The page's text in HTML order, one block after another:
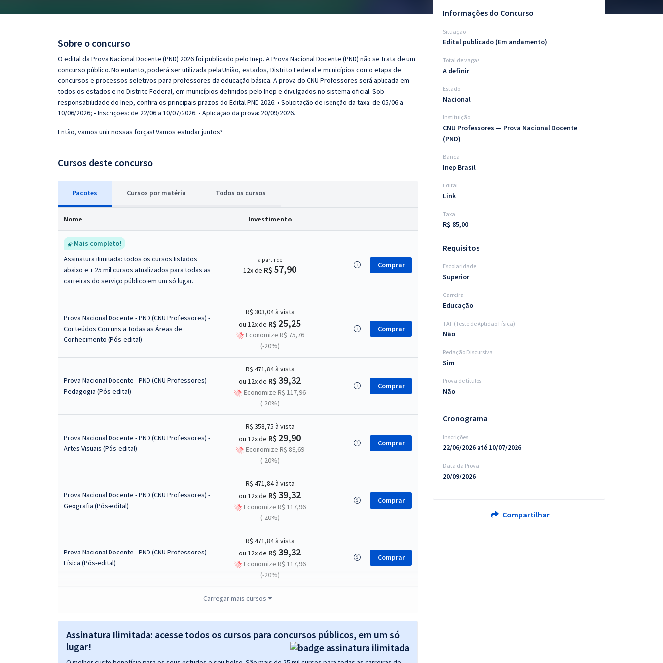
Questões grátis
Sobre o concurso
O edital da Prova Nacional Docente (PND) 2026 foi publicado pelo Inep. A Prova Nacional Docente (PND) não se trata de um
concurso público. No entanto, poderá ser utilizada pela União, estados, Distrito Federal e municípios como etapa de
concursos e processos seletivos para professores da educação básica. A prova do CNU Professores será aplicada em
todos os estados e no Distrito Federal, em municípios definidos pelo Inep e divulgados no sistema oficial. Sob
responsabilidade do Inep, confira os principais prazos do Edital PND 2026: • Solicitação de isenção da taxa: de 05/06 a
10/06/2026; • Inscrições: de 22/06 a 10/07/2026. • Aplicação da prova: 20/09/2026.
Então, vamos unir nossas forças! Vamos estudar juntos?
Cursos deste concurso
Pacotes Cursos por matéria Todos os cursos
Nome Investimento
Mais completo!
Assinatura ilimitada: todos os cursos listados
abaixo e + 25 mil cursos atualizados para todas as
carreiras do serviço público em um só lugar.
a partir de
12x de R$ 57,90 Comprar
Prova Nacional Docente - PND (CNU Professores) -
Conteúdos Comuns a Todas as Áreas de
Conhecimento (Pós-edital)
R$ 303,04à vista
ou 12x de R$ 25,25
Economize R$ 75,76
(-20%)
Comprar
Prova Nacional Docente - PND (CNU Professores) -
Pedagogia (Pós-edital)
R$ 471,84à vista
ou 12x de R$ 39,32
Economize R$ 117,96
(-20%)
Comprar
Prova Nacional Docente - PND (CNU Professores) -
Artes Visuais (Pós-edital)
R$ 358,75 à vista
ou 12x de R$ 29,90
Economize R$ 89,69
(-20%)
Comprar
Prova Nacional Docente - PND (CNU Professores) -
Geografia (Pós-edital)
R$ 471,84à vista
ou 12x de R$ 39,32
Economize R$ 117,96
(-20%)
Comprar
Prova Nacional Docente - PND (CNU Professores) -
Física (Pós-edital)
R$ 471,84à vista
ou 12x de R$ 39,32
Economize R$ 117,96
(-20%)
Comprar
Letras Espanhol (Pós-edital)
R$ 471,84
Economize R$ 117,96
(-20%)
Carregar mais cursos
Assinatura Ilimitada: acesse todos os cursos para concursos públicos, em um só
lugar!
Informações do Concurso
Situação
Edital publicado (Em andamento)
Total de vagas
A definir
Estado
Nacional
Instituição
CNU Professores — Prova Nacional Docente
(PND)
Banca
Inep Brasil
Edital
Link
Taxa
R$ 85,00
Requisitos
Escolaridade
Superior
Carreira
Educação
TAF (Teste de Aptidão Física)
Não
Redação Discursiva
Sim
Prova de títulos
Não
Cronograma
Inscrições
22/06/2026 até 10/07/2026
Data da Prova
20/09/2026
Compartilhar